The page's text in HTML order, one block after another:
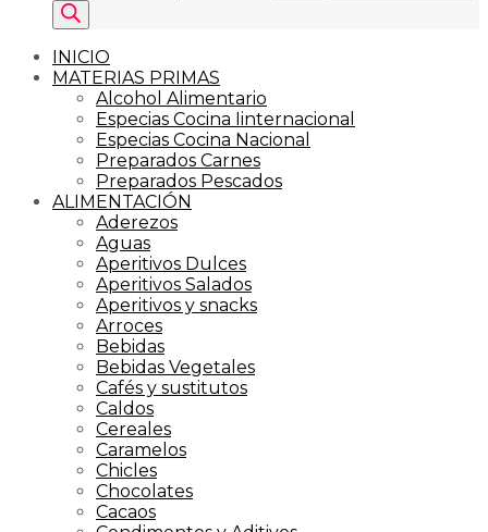
INICIO
MATERIAS PRIMAS
Alcohol Alimentario
Especias Cocina Iinternacional
Especias Cocina Nacional
Preparados Carnes
Preparados Pescados
ALIMENTACIÓN
Aderezos
Aguas
Aperitivos Dulces
Aperitivos Salados
Aperitivos y snacks
Arroces
Bebidas
Bebidas Vegetales
Cafés y sustitutos
Caldos
Cereales
Caramelos
Chicles
Chocolates
Cacaos